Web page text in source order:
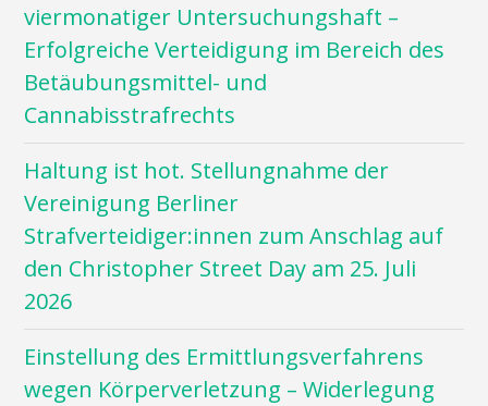
viermonatiger Untersuchungshaft –
Erfolgreiche Verteidigung im Bereich des
Betäubungsmittel- und
Cannabisstrafrechts
Haltung ist hot. Stellungnahme der
Vereinigung Berliner
Strafverteidiger:innen zum Anschlag auf
den Christopher Street Day am 25. Juli
2026
Einstellung des Ermittlungsverfahrens
wegen Körperverletzung – Widerlegung